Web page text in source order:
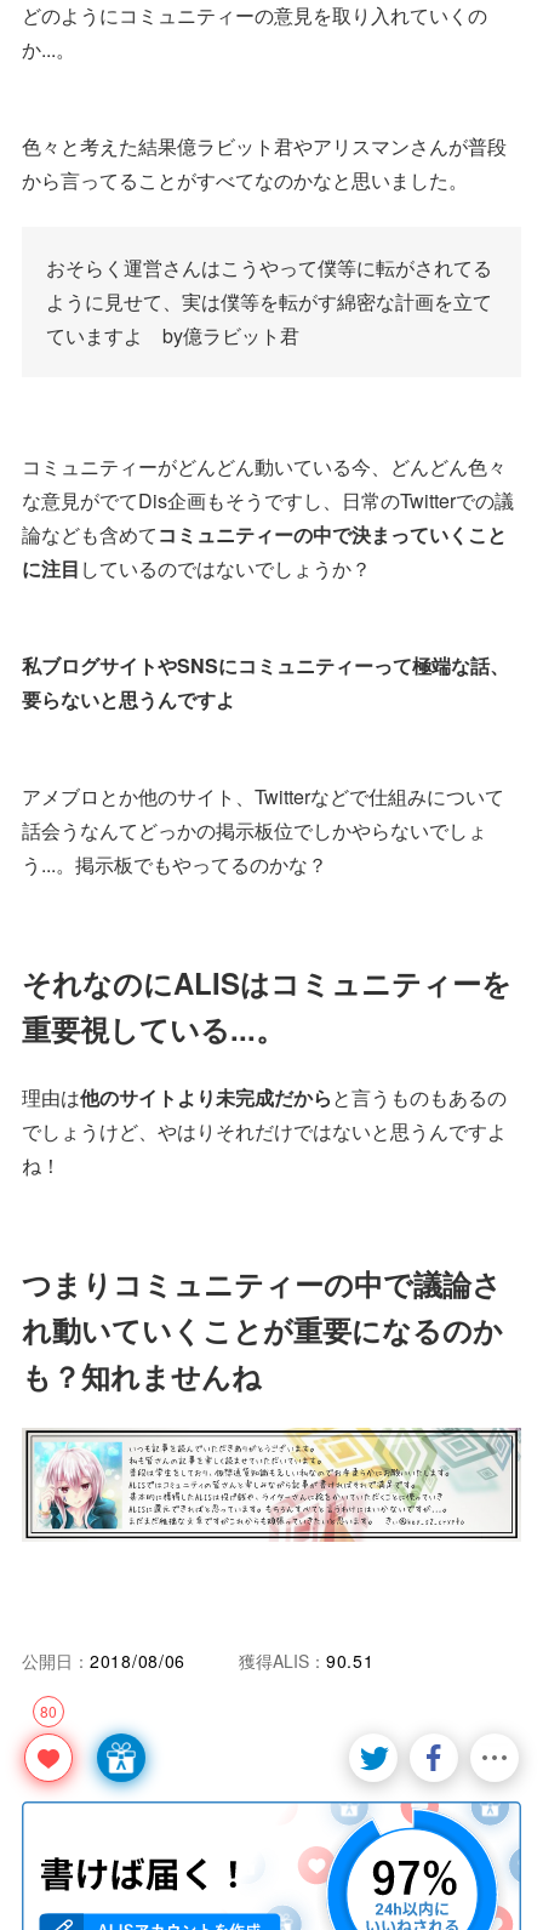
どのようにコミュニティーの意見を取り入れていくの
か...。
色々と考えた結果億ラビット君やアリスマンさんが普段
から言ってることがすべてなのかなと思いました。
おそらく運営さんはこうやって僕等に転がされてる
ように見せて、実は僕等を転がす綿密な計画を立て
ていますよ by億ラビット君
コミュニティーがどんどん動いている今、どんどん色々
な意見がでてDis企画もそうですし、日常のTwitterでの議
論なども含めてコミュニティーの中で決まっていくこと
に注目 しているのではないでしょうか？
私ブログサイトやSNSにコミュニティーって極端な話、
要らないと思うんですよ
アメブロとか他のサイト、Twitterなどで仕組みについて
話会うなんてどっかの掲示板位でしかやらないでしょ
う...。掲示板でもやってるのかな？
それなのにALISはコミュニティーを
重要視している...。
理由は他のサイトより未完成だからと言うものもあるの
でしょうけど、やはりそれだけではないと思うんですよ
ね！
つまりコミュニティーの中で議論さ
れ動いていくことが重要になるのか
も？知れませんね
80
公開日： 2018/08/06 獲得ALIS： 90.51